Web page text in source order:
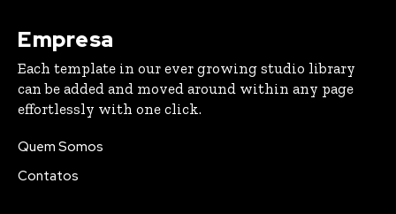
Empresa
Each template in our ever growing studio library
can be added and moved around within any page
effortlessly with one click.
Quem Somos
Contatos